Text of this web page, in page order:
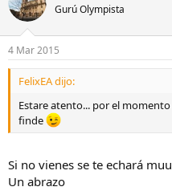
Gurú Olympista
4 Mar 2015
FelixEA dijo:
Estare atento... por el
finde
Si no vienes se te echará
Un abrazo